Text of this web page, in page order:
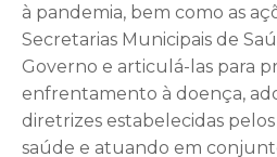
à pandemia, bem como as
Secretarias Municipais de
Governo e articulá-las para
enfrentamento à doença,
diretrizes estabelecidas
saúde e atuando em